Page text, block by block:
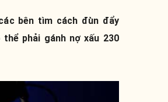
bên tìm cách đùn đẩy
phải gánh nợ xấu 230